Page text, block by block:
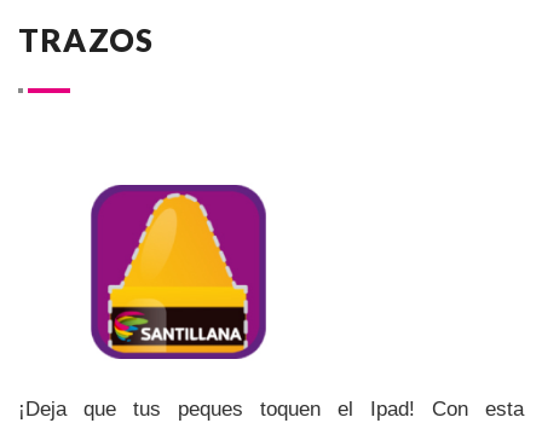
TRAZOS
¡Deja que tus peques toquen el Ipad! Con esta